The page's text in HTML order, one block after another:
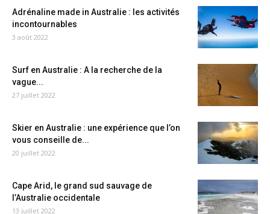
Adrénaline made in Australie : les activités
incontournables
3 août 2022
Surf en Australie : A la recherche de la
vague...
27 juillet 2022
Skier en Australie : une expérience que l’on
vous conseille de...
20 juillet 2022
Cape Arid, le grand sud sauvage de
l’Australie occidentale
13 juillet 2022